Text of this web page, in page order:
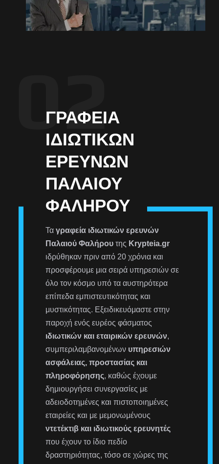
ΓΡΑΦΕΊΑ
ΙΔΙΩΤΙΚΏΝ
ΕΡΕΥΝΏΝ
ΠΑΛΑΙΟΎ
ΦΑΛΉΡΟΥ
Ταγραφεία ιδιωτικών ερευνών
Παλαιού Φαλήρου της Krypteia.gr
ιδρύθηκαν πριν από 20 χρόνια και
προσφέρουμε μια σειρά υπηρεσιών σε
όλο τον κόσμο υπό τα αυστηρότερα
επίπεδα εμπιστευτικότητας και
μυστικότητας. Εξειδικευόμαστε στην
παροχή ενός ευρέος φάσματος
ιδιωτικών και εταιρικών ερευνών,
συμπεριλαμβανομένων υπηρεσιών
ασφάλειας, προστασίας και
πληροφόρησης, καθώς έχουμε
δημιουργήσει συνεργασίες με
αδειοδοτημένες και πιστοποιημένες
εταιρείες και με μεμονωμένους
ντετέκτιβ και ιδιωτικούς ερευνητές
που έχουν το ίδιο πεδίο
δραστηριότητας, τόσο σε χώρες της